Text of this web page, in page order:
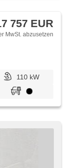
757 EUR
MwSt. abzusetzen
110 kW